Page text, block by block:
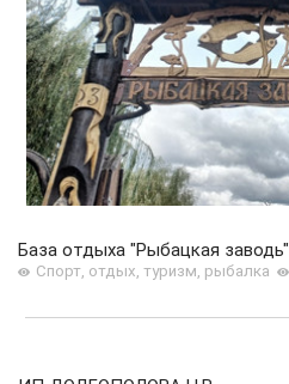
База отдыха "Рыбацкая заводь"
Спорт, отдых, туризм, рыбалка